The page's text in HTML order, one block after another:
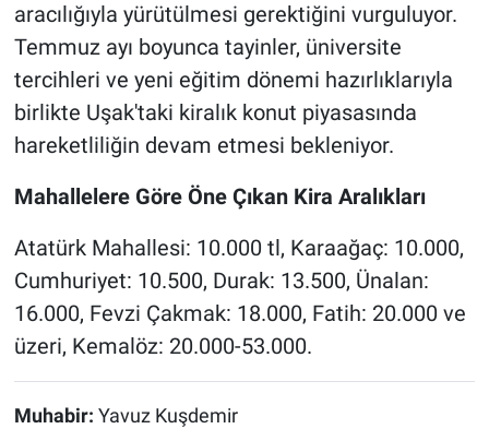
aracılığıyla yürütülmesi gerektiğini vurguluyor.
Temmuz ayı boyunca tayinler, üniversite
tercihleri ve yeni eğitim dönemi hazırlıklarıyla
birlikte Uşak'taki kiralık konut piyasasında
hareketliliğin devam etmesi bekleniyor.
Mahallelere Göre Öne Çıkan Kira Aralıkları
Atatürk Mahallesi: 10.000 tl, Karaağaç: 10.000,
Cumhuriyet: 10.500, Durak: 13.500, Ünalan:
16.000, Fevzi Çakmak: 18.000, Fatih: 20.000 ve
üzeri, Kemalöz: 20.000-53.000.
Muhabir: Yavuz Kuşdemir